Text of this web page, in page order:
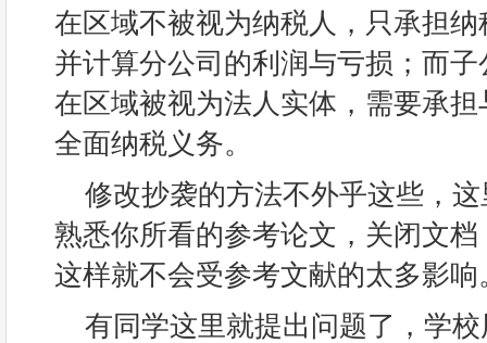
在区域不被视为纳税人，只承担
并计算分公司的利润与亏损；而
在区域被视为法人实体，需要承
全面纳税义务。
修改抄袭的方法不外乎这些，
熟悉你所看的参考论文，关闭文
这样就不会受参考文献的太多影响
有同学这里就提出问题了，学